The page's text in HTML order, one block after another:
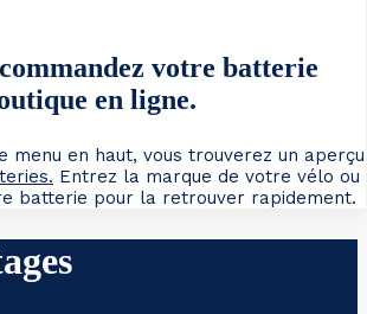
votre batterie
en ligne.
menu en haut, vous trouverez un aperçu
Entrez la marque de votre vélo ou
batterie pour la retrouver rapidement.